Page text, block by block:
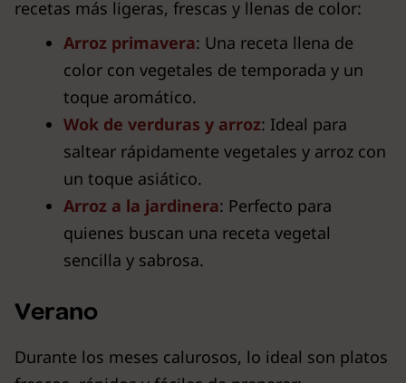
recetas más ligeras, frescas y llenas de color:
Arroz primavera: Una receta llena de
color con vegetales de temporada y un
toque aromático.
Wok de verduras y arroz: Ideal para
saltear rápidamente vegetales y arroz con
un toque asiático.
Arroz a la jardinera: Perfecto para
quienes buscan una receta vegetal
sencilla y sabrosa.
Verano
Durante los meses calurosos, lo ideal son platos